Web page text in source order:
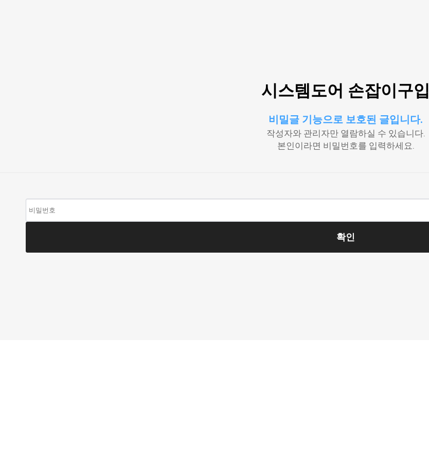
시스템도어 손잡이구입
비밀글 기능으로 보호된 글입니다.
작성자와 관리자만 열람하실 수 있습니다.
본인이라면 비밀번호를 입력하세요.